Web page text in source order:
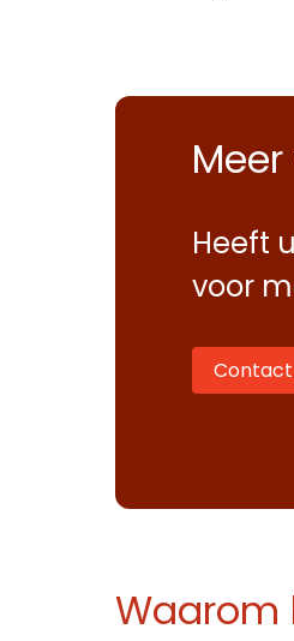
Heeft
voor
Waarom